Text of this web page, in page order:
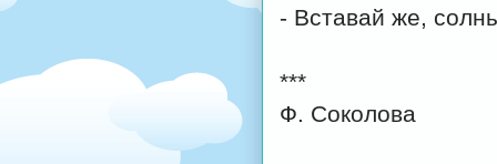
- Вставай же,
***
Ф. Соколова